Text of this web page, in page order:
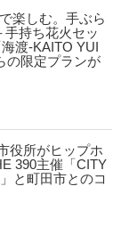
楽しむ。手ぶら
手持ち花火セッ
渡-KAITO YUI
の限定プランが
役所がヒップホ
390主催「CITY
と町田市とのコ